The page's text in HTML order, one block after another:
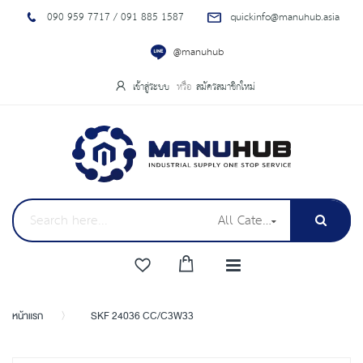
090 959 7717 / 091 885 1587
quickinfo@manuhub.asia
@manuhub
เข้าสู่ระบบ สมัครสมาชิกใหม่
All Categories
หน้าแรก SKF 24036 CC/C3W33